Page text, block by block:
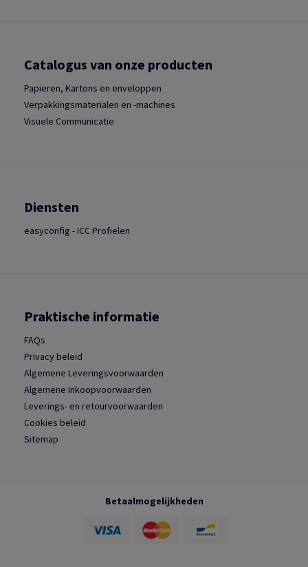
Catalogus van onze producten
Papieren, Kartons en enveloppen
Verpakkingsmaterialen en -machines
Visuele Communicatie
Diensten
easyconfig - ICC Profielen
Praktische informatie
FAQs
Privacy beleid
Algemene Leveringsvoorwaarden
Algemene Inkoopvoorwaarden
Leverings- en retourvoorwaarden
Cookies beleid
Sitemap
Betaalmogelijkheden